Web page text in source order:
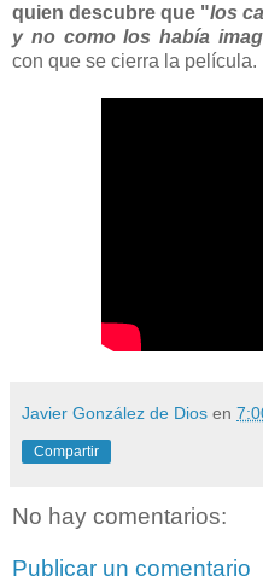
quien descubre que "los
y no como los había
con que se cierra la película.
Javier González de Dios en
Compartir
No hay comentarios:
Publicar un comentario